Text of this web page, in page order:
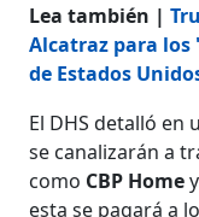
Lea también |
Alcatraz para los
de Estados
El DHS detalló en
se canalizarán a
como CBP Home
esta se pagará a